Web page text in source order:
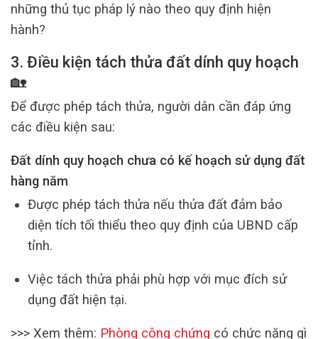
những thủ tục pháp lý nào theo quy định hiện
hành?
3. Điều kiện tách thửa đất dính quy hoạch
🏡
Để được phép tách thửa, người dân cần đáp ứng
các điều kiện sau:
Đất dính quy hoạch chưa có kế hoạch sử dụng đất
hàng năm
Được phép tách thửa nếu thửa đất đảm bảo
diện tích tối thiểu theo quy định của UBND cấp
tỉnh.
Việc tách thửa phải phù hợp với mục đích sử
dụng đất hiện tại.
>>> Xem thêm: Phòng công chứng có chức năng gì